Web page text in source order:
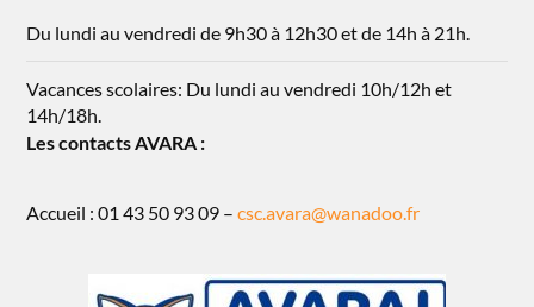
Du lundi au vendredi de 9h30 à 12h30 et de 14h à 21h.
Vacances scolaires: Du lundi au vendredi 10h/12h et
14h/18h.
Les contacts AVARA :
Accueil : 01 43 50 93 09 –csc.avara@wanadoo.fr